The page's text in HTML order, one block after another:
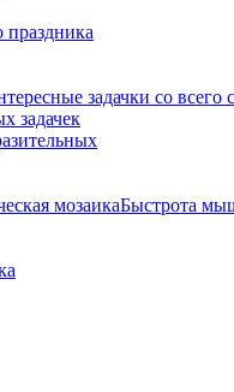
праздника
задачки со всего
задачек
мозаикаБыстрота